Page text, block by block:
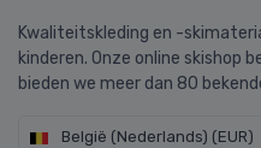
Kwaliteitskleding en -
kinderen. Onze online skishop
bieden we meer dan 80
België (Nederlands) (EUR)